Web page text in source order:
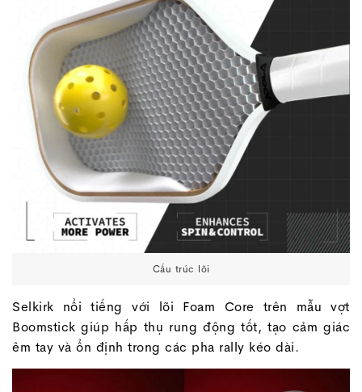
Cấu trúc lõi
Selkirk nổi tiếng với lõi Foam Core trên mẫu vợt
Boomstick giúp hấp thụ rung động tốt, tạo cảm giác
êm tay và ổn định trong các pha rally kéo dài.